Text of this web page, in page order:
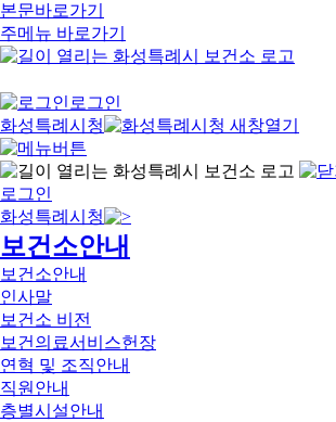
본문바로가기
주메뉴 바로가기
로그인
화성특례시청
로그인
화성특례시청
보건소안내
보건소안내
인사말
보건소 비전
보건의료서비스헌장
연혁 및 조직안내
직원안내
층별시설안내